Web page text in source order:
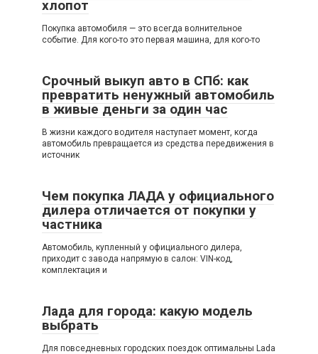
хлопот
Покупка автомобиля — это всегда волнительное
событие. Для кого-то это первая машина, для кого-то
Срочный выкуп авто в СПб: как
превратить ненужный автомобиль
в живые деньги за один час
В жизни каждого водителя наступает момент, когда
автомобиль превращается из средства передвижения в
источник
Чем покупка ЛАДА у официального
дилера отличается от покупки у
частника
Автомобиль, купленный у официального дилера,
приходит с завода напрямую в салон: VIN-код,
комплектация и
Лада для города: какую модель
выбрать
Для повседневных городских поездок оптимальны Lada